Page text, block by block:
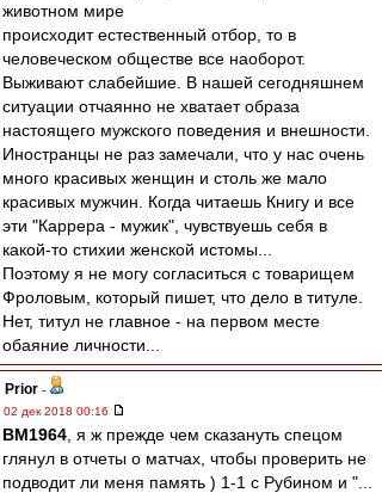
животном мире
происходит естественный отбор, то в
человеческом обществе все наоборот.
Выживают слабейшие. В нашей сегодняшнем
ситуации отчаянно не хватает образа
настоящего мужского поведения и внешности.
Иностранцы не раз замечали, что у нас очень
много красивых женщин и столь же мало
красивых мужчин. Когда читаешь Книгу и все
эти "Каррера - мужик", чувствуешь себя в
какой-то стихии женской истомы...
Поэтому я не могу согласиться с товарищем
Фроловым, который пишет, что дело в титуле.
Нет, титул не главное - на первом месте
обаяние личности...
Prior -
02 дек 2018 00:16
BM1964 , я ж прежде чем сказануть спецом
глянул в отчеты о матчах, чтобы проверить не
подводит ли меня память ) 1-1 с Рубином и "...